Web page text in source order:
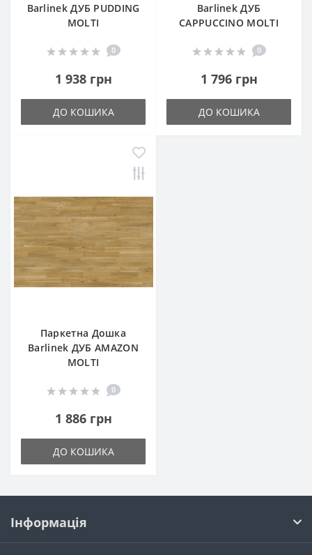
Barlinek ДУБ PUDDING
MOLTI
0
1 938 грн
ДО КОШИКА
Barlinek ДУБ
CAPPUCCINO MOLTI
0
1 796 грн
ДО КОШИКА
Паркетна Дошка
Barlinek ДУБ AMAZON
MOLTI
0
1 886 грн
ДО КОШИКА
Інформація